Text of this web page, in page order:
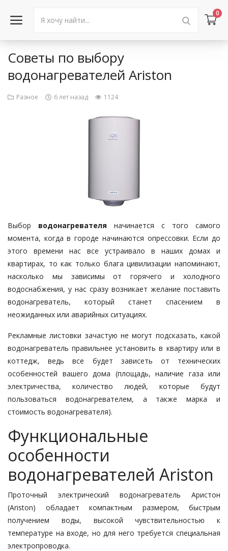
0
Войти в аккаунт
Город: Колумбус
Советы по выбору
водонагревателей Ariston
Разное 6 лет назад 1124
Выбор водонагревателя начинается с того самого
момента, когда в городе начинаются опрессовки. Если до
этого времени нас все устраивало в наших домах и
квартирах, то как только блага цивилизации напоминают,
насколько мы зависимы от горячего и холодного
водоснабжения, у нас сразу возникает желание поставить
водонагреватель, который станет спасением в
неожиданных или аварийных ситуациях.
Рекламные листовки зачастую не могут подсказать, какой
водонагреватель правильнее установить в квартиру или в
коттедж, ведь все будет зависеть от технических
особенностей вашего дома (площадь, наличие газа или
электричества, количество людей, которые будут
пользоваться водонагревателем, а также марка и
стоимость водонагревателя).
Функциональные
особенности
водонагревателей Ariston
Проточный электрический водонагреватель Аристон
(Ariston) обладает компактным размером, быстрым
получением воды, высокой чувствительностью к
температуре на входе, но для него требуется специальная
электропроводка.